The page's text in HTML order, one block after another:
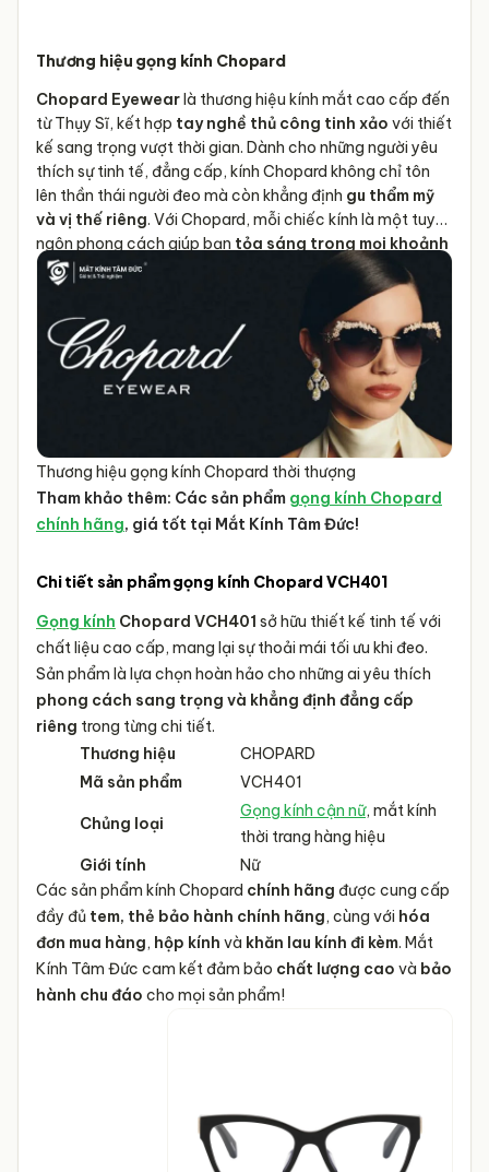
Thương hiệu gọng kính Chopard
Chopard Eyewearlà thương hiệu kính mắt cao cấp đến
từ Thụy Sĩ, kết hợp tay nghề thủ công tinh xảo với thiết
kế sang trọng vượt thời gian. Dành cho những người yêu
thích sự tinh tế, đẳng cấp, kính Chopard không chỉ tôn
lên thần thái người đeo mà còn khẳng định gu thẩm mỹ
và vị thế riêng. Với Chopard, mỗi chiếc kính là một tuyên
ngôn phong cách giúp bạn tỏa sáng trong mọi khoảnh
khắc.
Thương hiệu gọng kính Chopard thời thượng
Tham khảo thêm: Các sản phẩm gọng kính Chopard
chính hãng, giá tốt tại Mắt Kính Tâm Đức!
Chi tiết sản phẩm gọng kính Chopard VCH401
Gọng kính Chopard VCH401 sở hữu thiết kế tinh tế với
chất liệu cao cấp, mang lại sự thoải mái tối ưu khi đeo.
Sản phẩm là lựa chọn hoàn hảo cho những ai yêu thích
phong cách sang trọng và khẳng định đẳng cấp
riêng trong từng chi tiết.
Thương hiệu
CHOPARD
Mã sản phẩm
VCH401
Chủng loại
Gọng kính cận nữ, mắt kính
thời trang hàng hiệu
Giới tính
Nữ
Kiểu dáng sản
phẩm
Gọng kính chữ nhật
Chất liệu sản phẩm Acetate cao cấp
Các sản phẩm kính Chopard chính hãng được cung cấp
đầy đủ tem, thẻ bảo hành chính hãng, cùng với hóa
đơn mua hàng, hộp kính và khăn lau kính đi kèm. Mắt
Kính Tâm Đức cam kết đảm bảo chất lượng cao và bảo
hành chu đáo cho mọi sản phẩm!